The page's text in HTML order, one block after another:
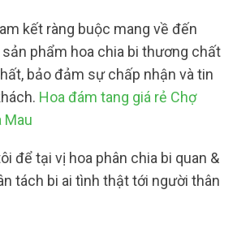
kết ràng buộc mang về đến
phẩm hoa chia bi thương chất
bảo đảm sự chấp nhận và tin
Hoa đám tang giá rẻ Chợ
Mau
để tại vị hoa phân chia bi quan &
tách bi ai tình thật tới người thân